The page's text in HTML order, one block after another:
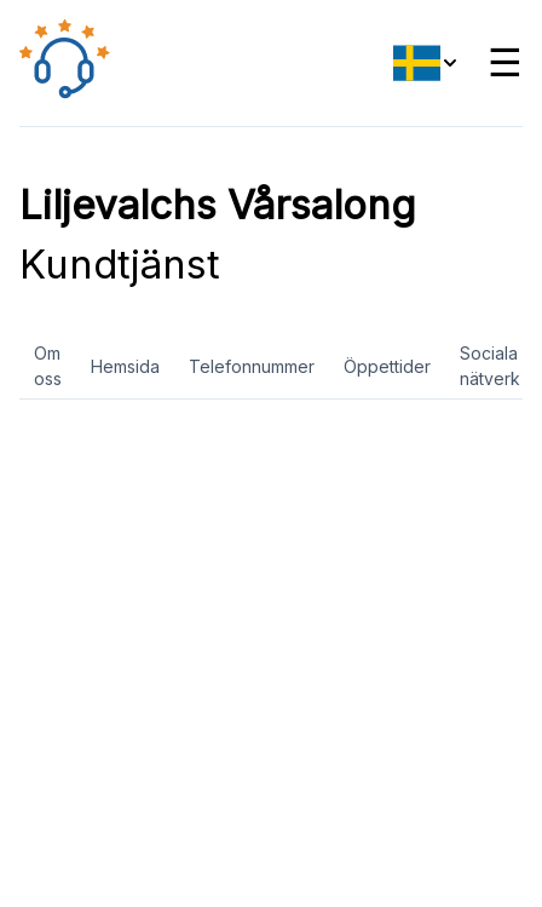
☰
Liljevalchs Vårsalong
Kundtjänst
Om
oss
Hemsida Telefonnummer Öppettider
Sociala
nätverk